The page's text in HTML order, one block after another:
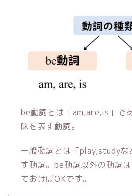
be動詞とは「am,are,is」で
味を表す動詞。
一般動詞とは「play,studyな
す動詞。be動詞以外の動詞
ておけばOKです。